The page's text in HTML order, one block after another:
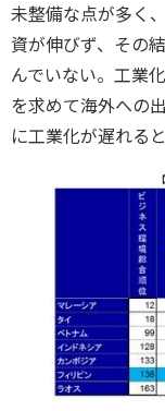
未整備な点が多く
資が伸びず、その
んでいない。工業
を求めて海外への
に工業化が遅れる